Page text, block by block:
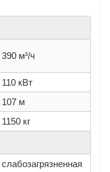
390 м³/ч
110 кВт
107 м
1150 кг
слабозагрязненная